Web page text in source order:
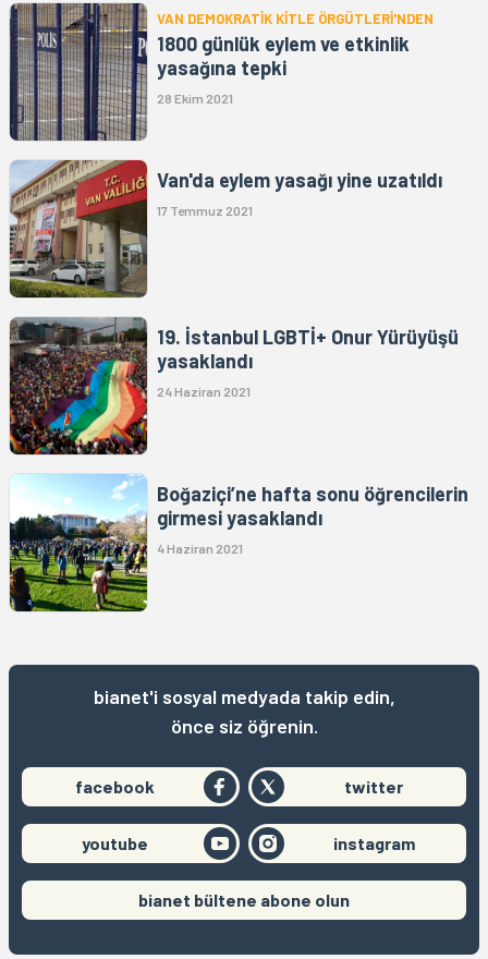
VAN DEMOKRATİK KİTLE ÖRGÜTLERİ'NDEN
1800 günlük eylem ve etkinlik
yasağına tepki
28 Ekim 2021
Van'da eylem yasağı yine uzatıldı
17 Temmuz 2021
19. İstanbul LGBTİ+ Onur Yürüyüşü
yasaklandı
24 Haziran 2021
Boğaziçi’ne hafta sonu öğrencilerin
girmesi yasaklandı
4 Haziran 2021
bianet'i sosyal medyada takip edin,
önce siz öğrenin.
facebook twitter
youtube instagram
bianet bültene abone olun